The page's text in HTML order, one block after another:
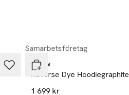
Samarbetsföretag
Neuw
Reverse Dye Hoodiegraphite
1 699 kr